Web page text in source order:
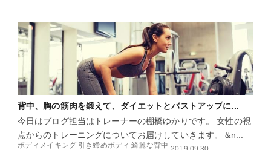
背中、胸の筋肉を鍛えて、ダイエットとバストアップに...
今日はブログ担当はトレーナーの棚橋ゆかりです。 女性の視
点からのトレーニングについてお届けしていきます。 &n...
ボディメイキング 引き締めボディ 綺麗な背中